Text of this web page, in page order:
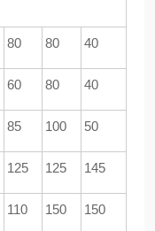
80 80 40
60 80 40
85 100 50
125 125 145
110 150 150